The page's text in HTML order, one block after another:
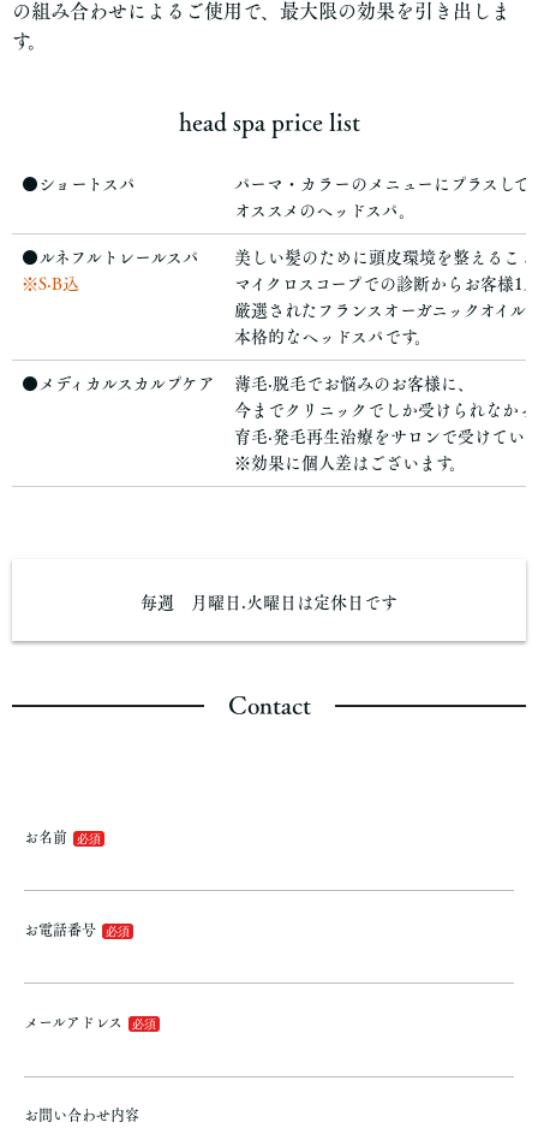
の組み合わせによるご使用で、最大限の効果を引き出しま
す。
head spa price list
●ショートスパ
パーマ・カラーのメニューにプラスして
オススメのヘッドスパ。
●ルネフルトレールスパ
※S·B込
美しい髪のために頭皮環境を整えるこ
マイクロスコープでの診断からお客様1
厳選されたフランスオーガニックオイル
本格的なヘッドスパです。
●メディカルスカルプケア
薄毛·脱毛でお悩みのお客様に、
今までクリニックでしか受けられなか
育毛·発毛再生治療をサロンで受けてい
※効果に個人差はございます。
毎週 月曜日.火曜日は定休日です
Contact